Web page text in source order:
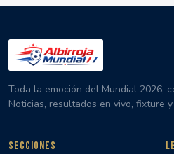
Toda la emoción del Mundial 2026,
Noticias, resultados en vivo, fixture
SECCIONES